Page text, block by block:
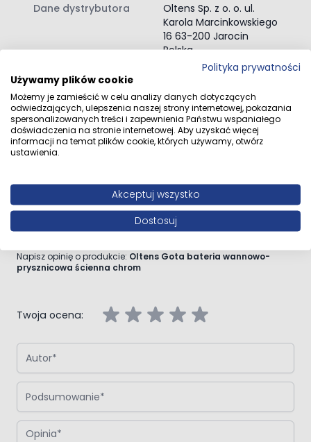
Dane dystrybutora
Oltens Sp. z o. o. ul.
Karola Marcinkowskiego
16 63-200 Jarocin
Polska
Przejdź do całego opisu
Opinie klientów
Napisz własną recenzję
Napisz opinię o produkcie: Oltens Gota bateria wannowo-
prysznicowa ścienna chrom
Twoja ocena:
Autor
Podsumowanie
Opinia
Polityka prywatności
Używamy plików cookie
Możemy je zamieścić w celu analizy danych dotyczących
odwiedzających, ulepszenia naszej strony internetowej, pokazania
spersonalizowanych treści i zapewnienia Państwu wspaniałego
doświadczenia na stronie internetowej. Aby uzyskać więcej
informacji na temat plików cookie, których używamy, otwórz
ustawienia.
Akceptuj wszystko
Dostosuj